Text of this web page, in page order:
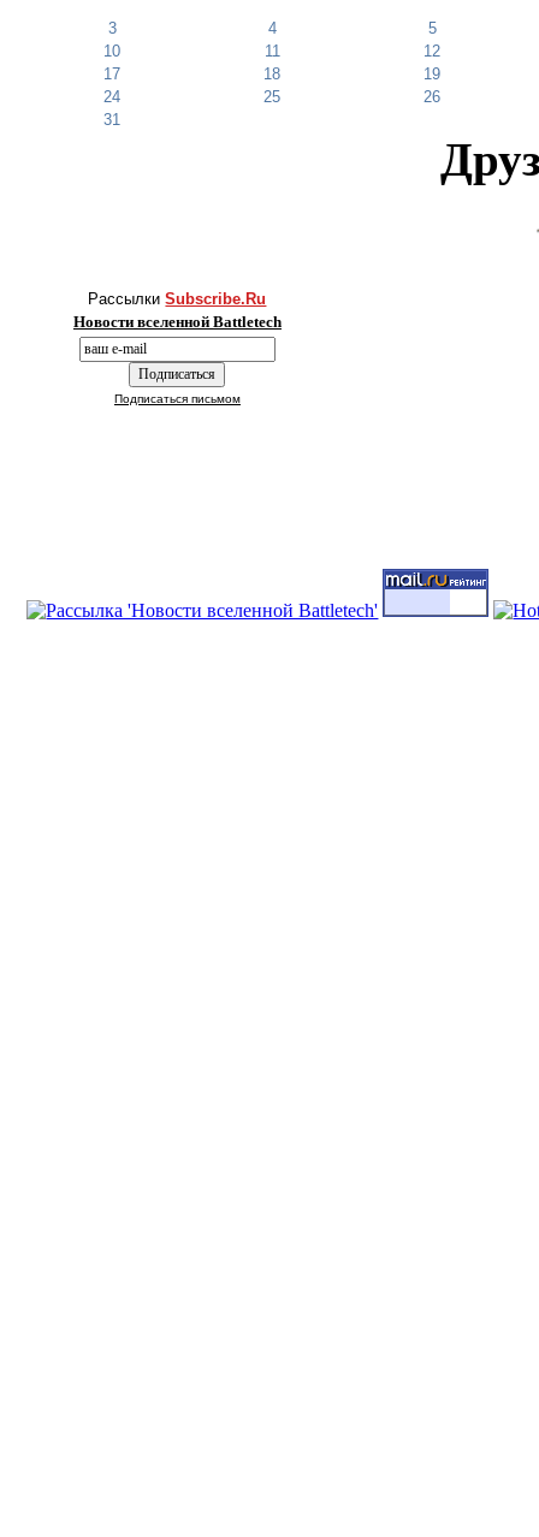
3 4
5
10
11
12
17
18
19
24
25
26
31
РассылкиSubscribe.Ru
Новости вселенной Battletech
Подписаться письмом